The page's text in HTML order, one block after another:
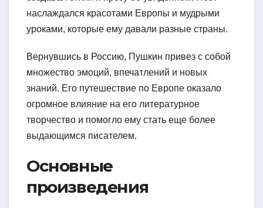
наслаждался красотами Европы и мудрыми
уроками, которые ему давали разные страны.
Вернувшись в Россию, Пушкин привез с собой
множество эмоций, впечатлений и новых
знаний. Его путешествие по Европе оказало
огромное влияние на его литературное
творчество и помогло ему стать еще более
выдающимся писателем.
Основные
произведения